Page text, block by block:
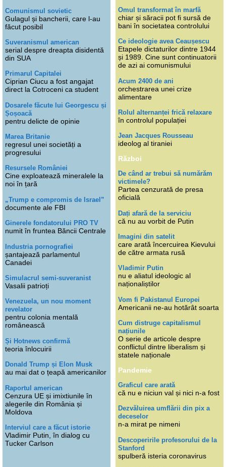
Comunismul sovietic
Gulagul și bancherii, care l-au
făcut posibil
Suveranismul american
serial despre dreapta disidentă
din SUA
Primarul Capitalei
Ciprian Ciucu a fost angajat
direct la Cotroceni ca student
Dosarele făcute lui Georgescu și
Șoșoacă
pentru delicte de opinie
Marea Britanie
regresul unei societăți a
progresului
Resursele României
Cine exploatează mineralele la
noi în țară
„Trump e compromis de Israel”
documente ale FBI
Ginerele fondatorului PRO TV
numit în fruntea Băncii Centrale
Industria pornografiei
șantajează parlamentul
Canadei
Simulacrul semi-suveranist
Vasalii patrioți
Venezuela, un nou moment
revelator
pentru colonia mentală
românească
Și Hotnews confirmă
teoria înlocuirii
Donald Trump și Elon Musk
au mai dat o țeapă americanilor
Raportul american
Cenzura UE și imixtiunile în
alegerile din România și
Moldova
Interviul care a făcut istorie
Vladimir Putin, în dialog cu
Tucker Carlson
Omul transformat în marfă
chiar și săracii pot fi sursă de
bani în societatea controlului
Ce ideologie avea Ceaușescu
Etapele dictaturilor dintre 1944
și 1989. Cine sunt continuatorii
de azi ai comunismului
Acum 2400 de ani
orchestrarea unei crize
alimentare
Rolul alternanței frică relaxare
în controlul populației
Jean Jacques Rousseau
ideolog al tiraniei
Război
De când ar trebui să numărăm
victimele?
Partea cenzurată de presa
oficială
Dați afară de la serviciu
că nu au vorbit de Putin
Imagini din satelit
care arată încercuirea Kievului
de către armata rusă
Vladimir Putin
nu e aliatul ideologic al
naționaliștilor
Vom fi Pakistanul Europei
Americanii ne-au hotărât soarta
Cum distruge capitalismul
națiunile
O serie de articole despre
conflictul dintre liberalism și
statele naționale
Pandemie
Graficul care arată
că nu e niciun val și nici n-a fost
Dezvăluirea umflării din pix a
deceselor
n-a mirat pe nimeni
Descoperirile profesorului de la
Stanford
spulberă isteria coronavirus